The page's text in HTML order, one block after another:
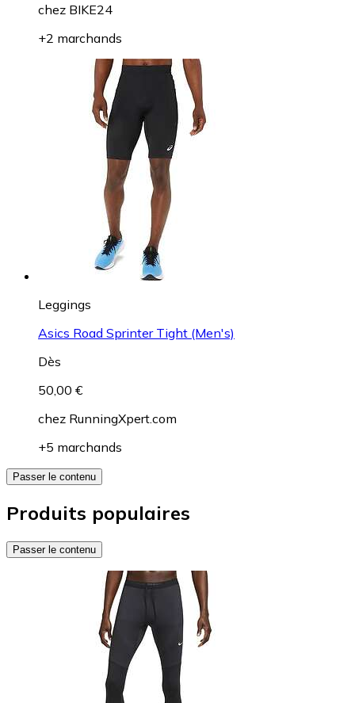
chez BIKE24
+2 marchands
Leggings
Asics Road Sprinter Tight (Men's)
Dès
50,00 €
chez RunningXpert.com
+5 marchands
Passer le contenu
Produits populaires
Passer le contenu